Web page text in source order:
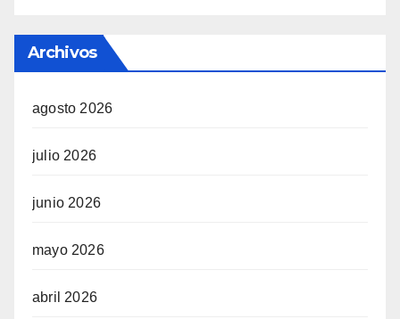
Archivos
agosto 2026
julio 2026
junio 2026
mayo 2026
abril 2026